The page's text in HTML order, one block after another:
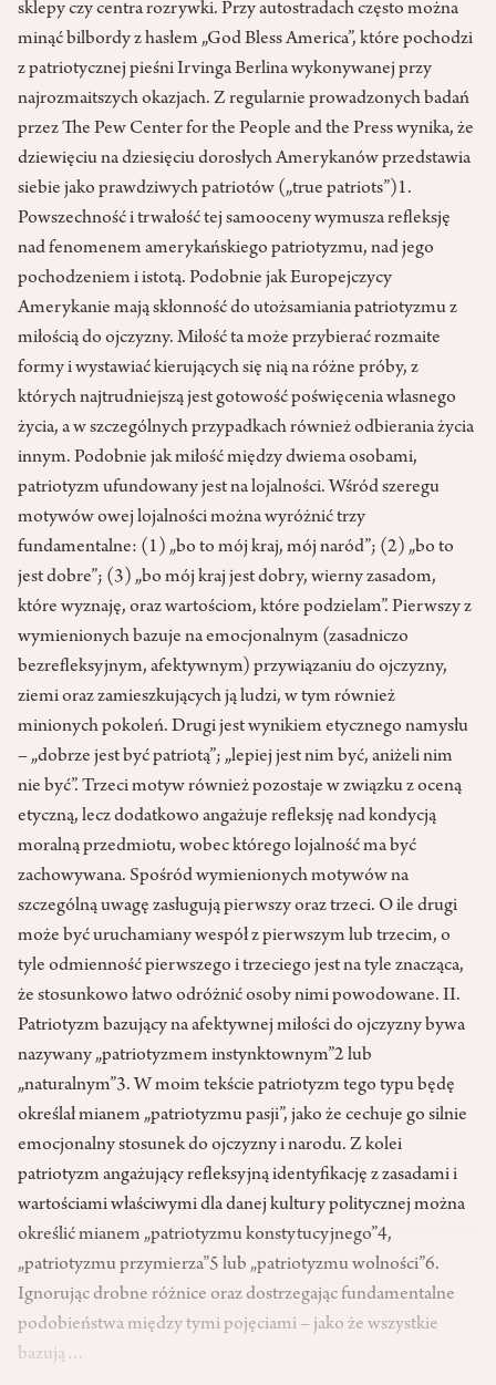
sklepy czy centra rozrywki. Przy autostradach często można
minąć bilbordy z hasłem „God Bless America”, które pochodzi
z patriotycznej pieśni Irvinga Berlina wykonywanej przy
najrozmaitszych okazjach. Z regularnie prowadzonych badań
przez The Pew Center for the People and the Press wynika, że
dziewięciu na dziesięciu dorosłych Amerykanów przedstawia
siebie jako prawdziwych patriotów („true patriots”)1.
Powszechność i trwałość tej samooceny wymusza refleksję
nad fenomenem amerykańskiego patriotyzmu, nad jego
pochodzeniem i istotą. Podobnie jak Europejczycy
Amerykanie mają skłonność do utożsamiania patriotyzmu z
miłością do ojczyzny. Miłość ta może przybierać rozmaite
formy i wystawiać kierujących się nią na różne próby, z
których najtrudniejszą jest gotowość poświęcenia własnego
życia, a w szczególnych przypadkach również odbierania życia
innym. Podobnie jak miłość między dwiema osobami,
patriotyzm ufundowany jest na lojalności. Wśród szeregu
motywów owej lojalności można wyróżnić trzy
fundamentalne: (1) „bo to mój kraj, mój naród”; (2) „bo to
jest dobre”; (3) „bo mój kraj jest dobry, wierny zasadom,
które wyznaję, oraz wartościom, które podzielam”. Pierwszy z
wymienionych bazuje na emocjonalnym (zasadniczo
bezrefleksyjnym, afektywnym) przywiązaniu do ojczyzny,
ziemi oraz zamieszkujących ją ludzi, w tym również
minionych pokoleń. Drugi jest wynikiem etycznego namysłu
– „dobrze jest być patriotą”; „lepiej jest nim być, aniżeli nim
nie być”. Trzeci motyw również pozostaje w związku z oceną
etyczną, lecz dodatkowo angażuje refleksję nad kondycją
moralną przedmiotu, wobec którego lojalność ma być
zachowywana. Spośród wymienionych motywów na
szczególną uwagę zasługują pierwszy oraz trzeci. O ile drugi
może być uruchamiany wespół z pierwszym lub trzecim, o
tyle odmienność pierwszego i trzeciego jest na tyle znacząca,
że stosunkowo łatwo odróżnić osoby nimi powodowane. II.
Patriotyzm bazujący na afektywnej miłości do ojczyzny bywa
nazywany „patriotyzmem instynktownym”2 lub
„naturalnym”3. W moim tekście patriotyzm tego typu będę
określał mianem „patriotyzmu pasji”, jako że cechuje go silnie
emocjonalny stosunek do ojczyzny i narodu. Z kolei
patriotyzm angażujący refleksyjną identyfikację z zasadami i
wartościami właściwymi dla danej kultury politycznej można
określić mianem „patriotyzmu konstytucyjnego”4,
„patriotyzmu przymierza”5 lub „patriotyzmu wolności”6.
Ignorując drobne różnice oraz dostrzegając fundamentalne
podobieństwa między tymi pojęciami – jako że wszystkie
bazują…